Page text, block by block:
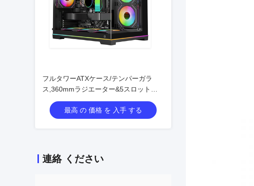
フルタワーATXケース/テンパーガラ
ス,360mmラジエーター&5スロット
VGAサポート
最高 の 価格 を 入手 する
連絡 ください